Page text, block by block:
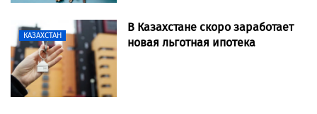
КАЗАХСТАН
В Казахстане скоро заработает
новая льготная ипотека